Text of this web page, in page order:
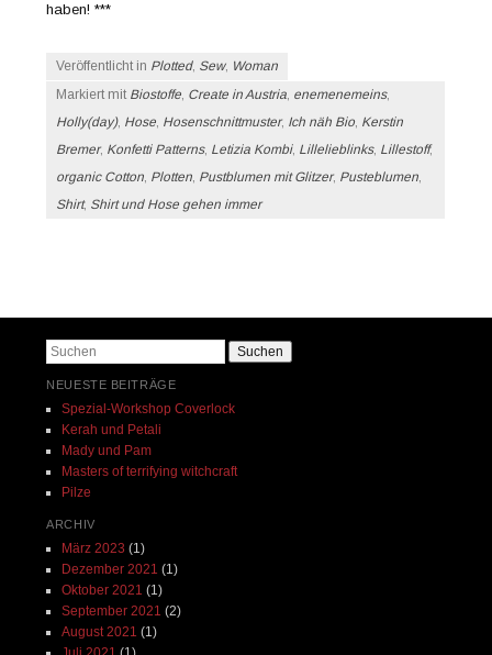
haben! ***
Veröffentlicht in Plotted, Sew, Woman
Markiert mit Biostoffe, Create in Austria, enemenemeins,
Holly(day), Hose, Hosenschnittmuster, Ich näh Bio, Kerstin
Bremer, Konfetti Patterns, Letizia Kombi, Lillelieblinks, Lillestoff,
organic Cotton, Plotten, Pustblumen mit Glitzer, Pusteblumen,
Shirt, Shirt und Hose gehen immer
Suchen
NEUESTE BEITRÄGE
Spezial-Workshop Coverlock
Kerah und Petali
Mady und Pam
Masters of terrifying witchcraft
Pilze
ARCHIV
März 2023 (1)
Dezember 2021 (1)
Oktober 2021 (1)
September 2021 (2)
August 2021 (1)